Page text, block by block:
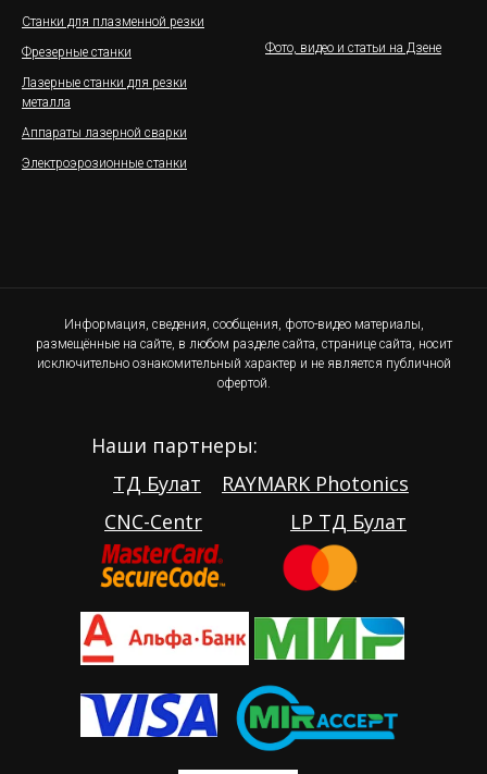
Станки для плазменной резки
Фрезерные станки
Лазерные станки для резки
металла
Аппараты лазерной сварки
Электроэрозионные станки
Фото, видео и статьи на Дзене
Информация, сведения, сообщения, фото-видео материалы,
размещённые на сайте, в любом разделе сайта, странице сайта, носит
исключительно ознакомительный характер и не является публичной
офертой.
Наши партнеры:
ТД Булат
RAYMARK Photonics
CNC-Centr
LP ТД Булат